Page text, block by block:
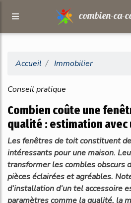
combien-ca-
Accueil Immobilier
Conseil pratique
Combien coûte une
qualité : estimation avec
Les fenêtres de toit constituent
intéressants pour une maison.
transformer les combles obscurs
pièces éclairées et agréables.
d’installation d’un tel accessoire
paramètres comme la qualité, la